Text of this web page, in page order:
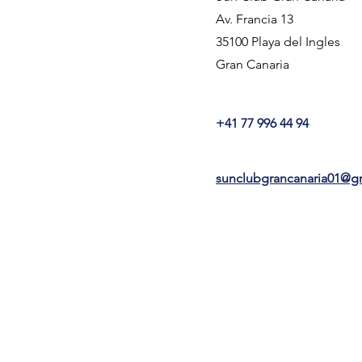
Av. Francia 13
35100 Playa del Ingles
Gran Canaria
+41 77 996 44 94